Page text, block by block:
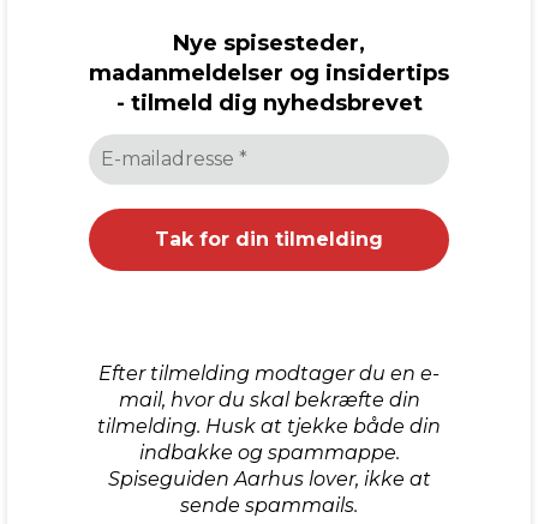
Nye spisesteder,
madanmeldelser og insidertips
- tilmeld dig nyhedsbrevet
Efter tilmelding modtager du en e-
mail, hvor du skal bekræfte din
tilmelding. Husk at tjekke både din
indbakke og spammappe.
Spiseguiden Aarhus lover, ikke at
sende spammails.